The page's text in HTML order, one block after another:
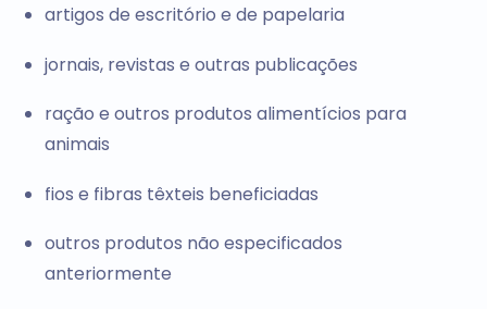
artigos de escritório e de papelaria
jornais, revistas e outras publicações
ração e outros produtos alimentícios para
animais
fios e fibras têxteis beneficiadas
outros produtos não especificados
anteriormente